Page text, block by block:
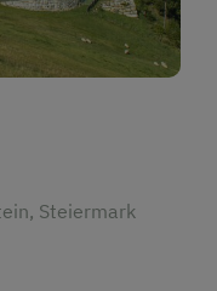
Steiermark